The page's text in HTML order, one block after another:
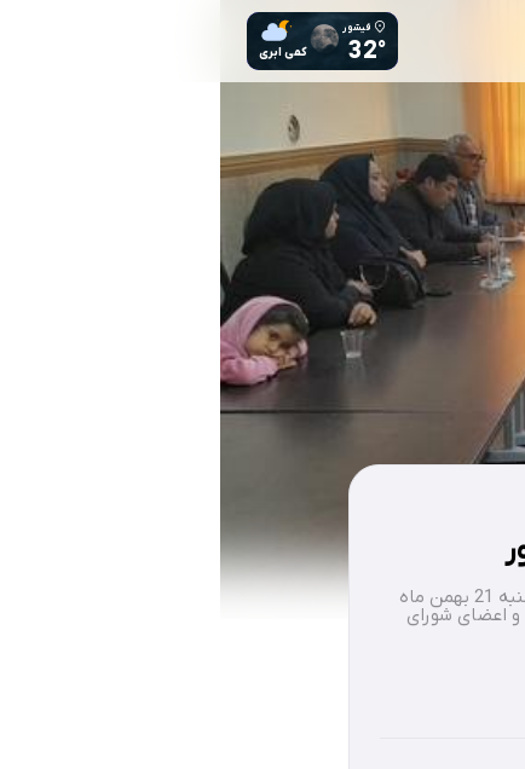
فیشور
32° کمی ابری
جلسه هماهنگی مراسم دهه فجر بخش مرکزی شهرستان اوز به ریاست بخشدار بخش مرکزی، یکشنبه 21 بهمن ماه
و اعضای شورای